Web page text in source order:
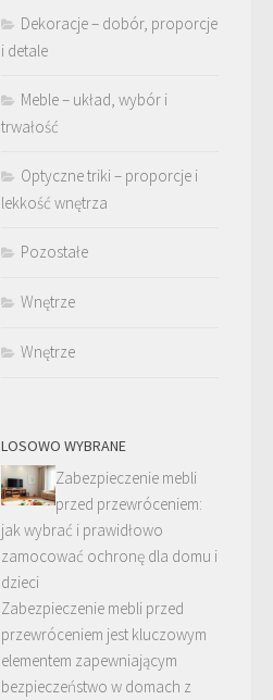
Dekoracje – dobór, proporcje
i detale
Meble – układ, wybór i
trwałość
Optyczne triki – proporcje i
lekkość wnętrza
Pozostałe
Wnętrze
Wnętrze
LOSOWO WYBRANE
Zabezpieczenie mebli
przed przewróceniem:
jak wybrać i prawidłowo
zamocować ochronę dla domu i
dzieci
Zabezpieczenie mebli przed
przewróceniem jest kluczowym
elementem zapewniającym
bezpieczeństwo w domach z